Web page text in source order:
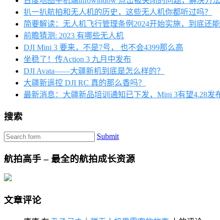
扒一扒航拍和无人机的历史，这些无人机你都听过吗？
简要解读：无人机飞行管理条例2024开始实施，到底还
前瞻猜测: 2023 有哪些无人机
DJI Mini 3 要来，不是7号， 也不会4399那么高
坐稳了！传Action 3 九月中发布
DJI Avata——大疆新机到底是怎么样的？
大疆新遥控 DJI RC 真的那么香吗？
最新消息：大疆新品培训通知已下发，Mini 3有望4.28发
搜索
Submit
航拍高手 – 最全的航拍成长资源
文章评论